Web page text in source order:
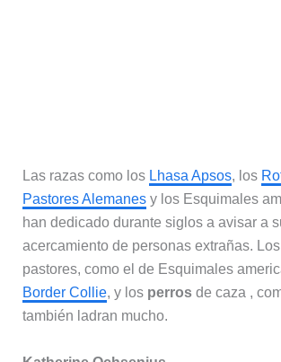
Las razas como los Lhasa Apsos, los
Pastores Alemanesy los Esquimales
han dedicado durante siglos a avisar a
acercamiento de personas extrañas. Los
pastores, como el de Esquimales
Border Collie, y los perrosde caza ,
también ladran mucho.